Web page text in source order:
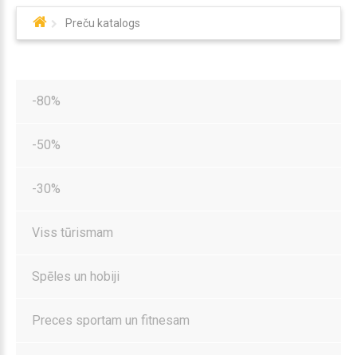
Preču katalogs
-80%
-50%
-30%
Viss tūrismam
Spēles un hobiji
Preces sportam un fitnesam